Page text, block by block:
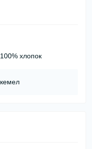
100% хлопок
кемел